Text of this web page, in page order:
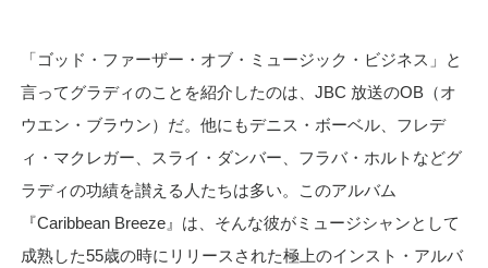
「ゴッド・ファーザー・オブ・ミュージック・ビジネス」と
言ってグラディのことを紹介したのは、JBC 放送のOB（オ
ウエン・ブラウン）だ。他にもデニス・ボーベル、フレデ
ィ・マクレガー、スライ・ダンバー、フラバ・ホルトなどグ
ラディの功績を讃える人たちは多い。このアルバム
『Caribbean Breeze』は、そんな彼がミュージシャンとして
成熟した55歳の時にリリースされた極上のインスト・アルバ